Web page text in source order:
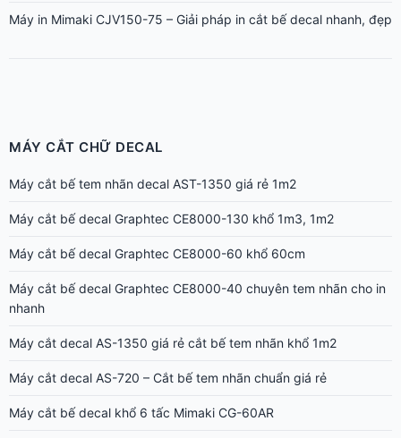
Máy in Mimaki CJV150-75 – Giải pháp in cắt bế decal nhanh, đẹp
MÁY CẮT CHỮ DECAL
Máy cắt bế tem nhãn decal AST-1350 giá rẻ 1m2
Máy cắt bế decal Graphtec CE8000-130 khổ 1m3, 1m2
Máy cắt bế decal Graphtec CE8000-60 khổ 60cm
Máy cắt bế decal Graphtec CE8000-40 chuyên tem nhãn cho in
nhanh
Máy cắt decal AS-1350 giá rẻ cắt bế tem nhãn khổ 1m2
Máy cắt decal AS-720 – Cắt bế tem nhãn chuẩn giá rẻ
Máy cắt bế decal khổ 6 tấc Mimaki CG-60AR